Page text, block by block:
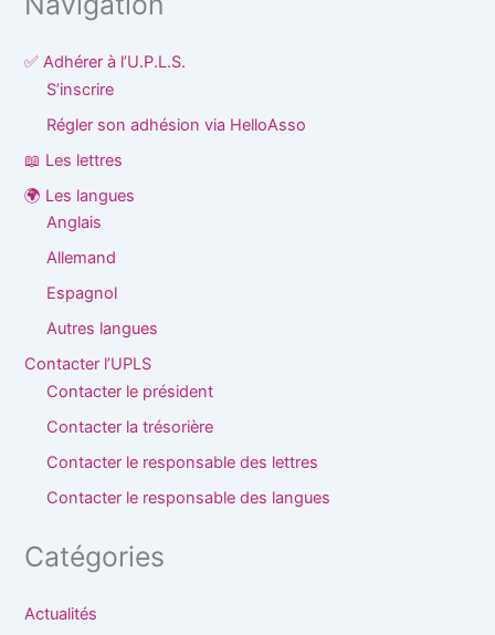
✅ Adhérer à l’U.P.L.S.
S’inscrire
Régler son adhésion via HelloAsso
📖 Les lettres
🌍 Les langues
Anglais
Allemand
Espagnol
Autres langues
Contacter l’UPLS
Contacter le président
Contacter la trésorière
Contacter le responsable des lettres
Contacter le responsable des langues
Catégories
Actualités